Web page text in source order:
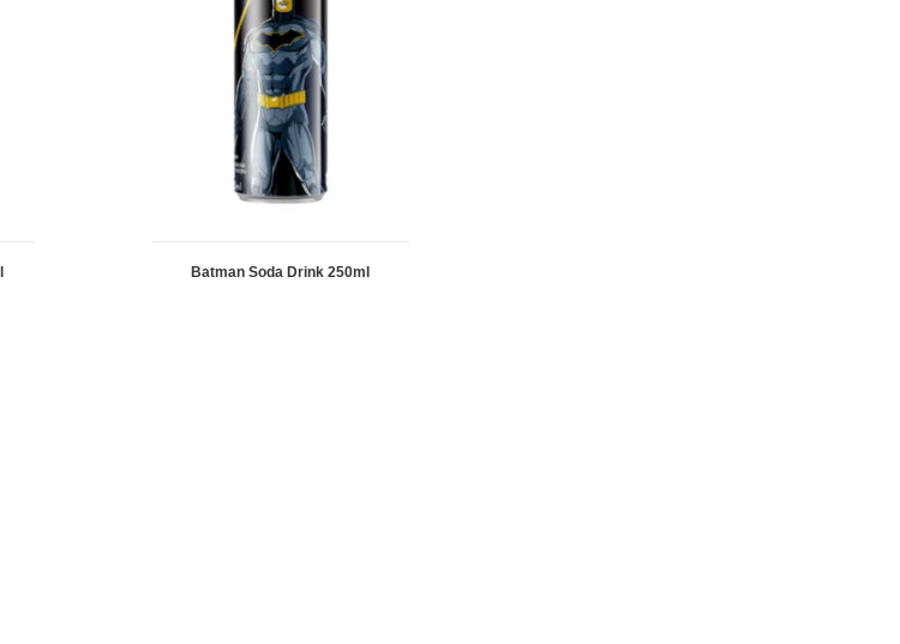
Batman Soda Drink 250ml